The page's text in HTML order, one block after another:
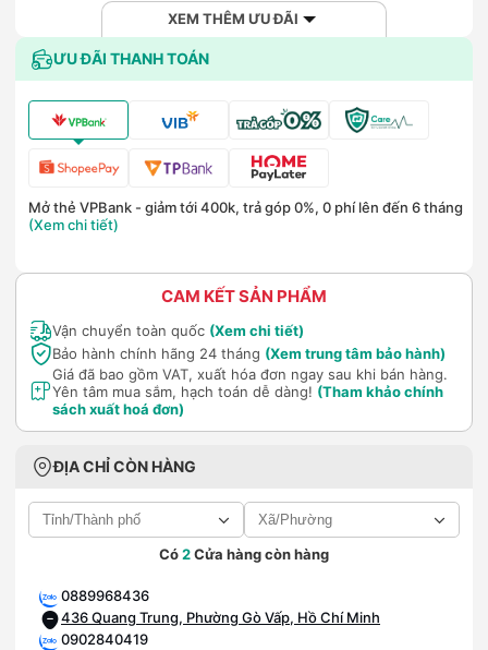
XEM THÊM ƯU ĐÃI
ƯU ĐÃI THANH TOÁN
Mở thẻ VPBank - giảm tới 400k, trả góp 0%, 0 phí lên đến 6 tháng
(Xem chi tiết)
CAM KẾT SẢN PHẨM
Vận chuyển toàn quốc (Xem chi tiết)
Bảo hành chính hãng 24 tháng (Xem trung tâm bảo hành)
Giá đã bao gồm VAT, xuất hóa đơn ngay sau khi bán hàng.
Yên tâm mua sắm, hạch toán dễ dàng! (Tham khảo chính
sách xuất hoá đơn)
ĐỊA CHỈ CÒN HÀNG
Có2Cửa hàng còn hàng
0889968436
436 Quang Trung, Phường Gò Vấp, Hồ Chí Minh
0902840419